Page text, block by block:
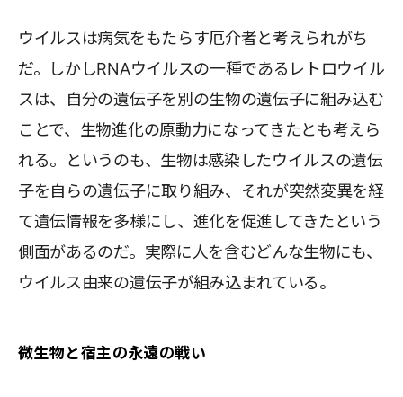
ウイルスは病気をもたらす厄介者と考えられがち
だ。しかしRNAウイルスの一種であるレトロウイル
スは、自分の遺伝子を別の生物の遺伝子に組み込む
ことで、生物進化の原動力になってきたとも考えら
れる。というのも、生物は感染したウイルスの遺伝
子を自らの遺伝子に取り組み、それが突然変異を経
て遺伝情報を多様にし、進化を促進してきたという
側面があるのだ。実際に人を含むどんな生物にも、
ウイルス由来の遺伝子が組み込まれている。
微生物と宿主の永遠の戦い